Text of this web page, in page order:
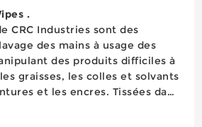
.
CRC Industries sont des
des mains à usage des
des produits difficiles à
graisses, les colles et solvants
et les encres. Tissées dans